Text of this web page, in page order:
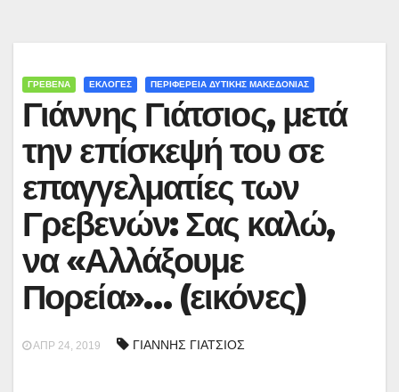
ΓΡΕΒΕΝΑ ΕΚΛΟΓΕΣ ΠΕΡΙΦΕΡΕΙΑ ΔΥΤΙΚΗΣ ΜΑΚΕΔΟΝΙΑΣ
Γιάννης Γιάτσιος, μετά
την επίσκεψή του σε
επαγγελματίες των
Γρεβενών: Σας καλώ,
να «Αλλάξουμε
Πορεία»… (εικόνες)
ΑΠΡ 24, 2019 ΓΙΑΝΝΗΣ ΓΙΑΤΣΙΟΣ